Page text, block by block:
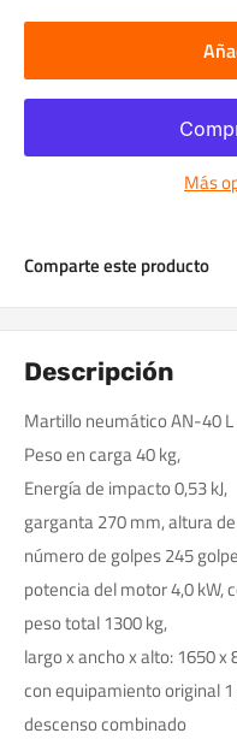
Más
Comparte este producto
Descripción
Martillo neumático AN-40 L
Peso en carga 40 kg,
Energía de impacto 0,53 kJ,
garganta 270 mm, altura
número de golpes 245
potencia del motor 4,0 kW,
peso total 1300 kg,
largo x ancho x alto: 1650 x
con equipamiento original
descenso combinado